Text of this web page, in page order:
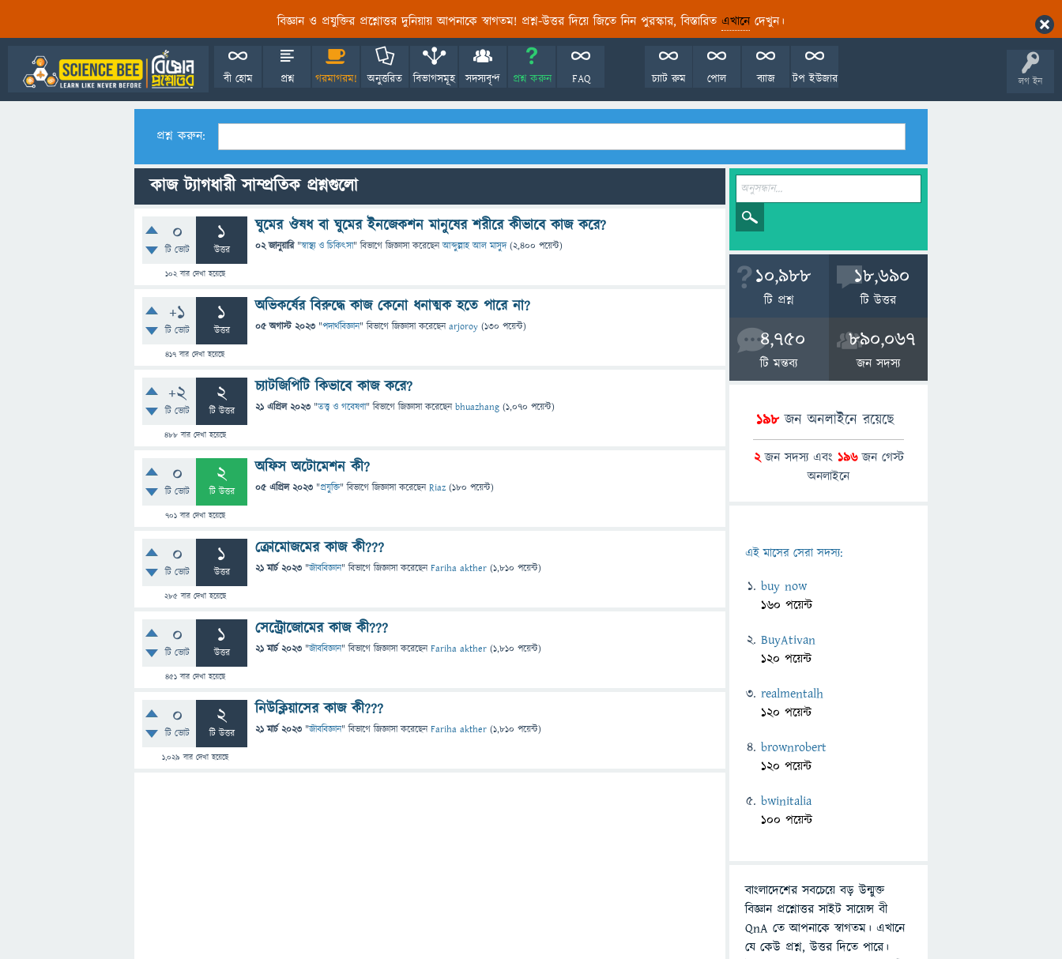
বিজ্ঞান ও প্রযুক্তির প্রশ্নোত্তর দুনিয়ায় আপনাকে স্বাগতম! প্রশ্ন-উত্তর দিয়ে জিতে নিন পুরস্কার, বিস্তারিত এখানেদেখুন।
লগ ইন
বী হোম প্রশ্ন গরমাগরম! অনুত্তরিত বিভাগসমূহ সদস্যবৃন্দ প্রশ্ন করুন FAQ টপ ইউজার
ব্যাজ
পোল
চ্যাট রুম
প্রশ্ন করুন:
কাজ ট্যাগধারী সাম্প্রতিক প্রশ্নগুলো
0
টি ভোট
1
উত্তর
102বার দেখা হয়েছে
ঘুমের ঔষধ বা ঘুমের ইনজেকশন মানুষের শরীরে কীভাবে কাজ করে?
02 জানুয়ারি "স্বাস্থ্য ও চিকিৎসা" বিভাগে জিজ্ঞাসাকরেছেনআব্দুল্লাহ আল মাসুদ (2,400 পয়েন্ট)
+1
টি ভোট
1
উত্তর
417 বার দেখা হয়েছে
অভিকর্ষের বিরুদ্ধে কাজ কেনো ধনাত্মক হতে পারে না?
05 অগাস্ট 2023 "পদার্থবিজ্ঞান" বিভাগে জিজ্ঞাসাকরেছেনarjoroy (130 পয়েন্ট)
+2
টি ভোট
2
টি উত্তর
488বার দেখা হয়েছে
চ্যাটজিপিটি কিভাবে কাজ করে?
21 এপ্রিল 2023 "তত্ত্ব ও গবেষণা" বিভাগে জিজ্ঞাসাকরেছেনbhuazhang (1,070 পয়েন্ট)
0
টি ভোট
2
টি উত্তর
701বার দেখা হয়েছে
অফিস অটোমেশন কী?
05 এপ্রিল 2023 "প্রযুক্তি" বিভাগে জিজ্ঞাসাকরেছেনRiaz (180 পয়েন্ট)
0
টি ভোট
1
উত্তর
285বার দেখা হয়েছে
ক্রোমোজমের কাজ কী???
21 মার্চ 2023 "জীববিজ্ঞান" বিভাগে জিজ্ঞাসাকরেছেনFariha akther (1,810 পয়েন্ট)
0
টি ভোট
1
উত্তর
451বার দেখা হয়েছে
সেন্ট্রোজোমের কাজ কী???
21 মার্চ 2023 "জীববিজ্ঞান" বিভাগে জিজ্ঞাসাকরেছেনFariha akther (1,810 পয়েন্ট)
0
টি ভোট
2
টি উত্তর
1,029 বার দেখা হয়েছে
নিউক্লিয়াসের কাজ কী???
21 মার্চ 2023 "জীববিজ্ঞান" বিভাগে জিজ্ঞাসাকরেছেনFariha akther (1,810 পয়েন্ট)
10,988
টি প্রশ্ন
18,690
টি উত্তর
4,750
টি মন্তব্য
890,067
জন সদস্য
198জন অনলাইনে রয়েছে
2জন সদস্য এবং 196জন গেস্ট
অনলাইনে
এই মাসের সেরা সদস্য:
buy now
160 পয়েন্ট
BuyAtivan
120 পয়েন্ট
realmentalh
120 পয়েন্ট
brownrobert
120 পয়েন্ট
bwinitalia
100 পয়েন্ট
বাংলাদেশের সবচেয়ে বড় উন্মুক্ত
বিজ্ঞান প্রশ্নোত্তর সাইট সায়েন্স বী
QnA তে আপনাকে স্বাগতম। এখানে
যে কেউ প্রশ্ন, উত্তর দিতে পারে।